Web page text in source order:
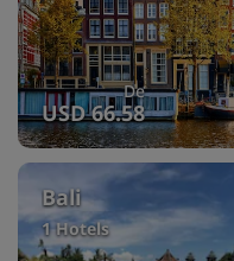
De
USD 66.58
Bali
1 Hotels